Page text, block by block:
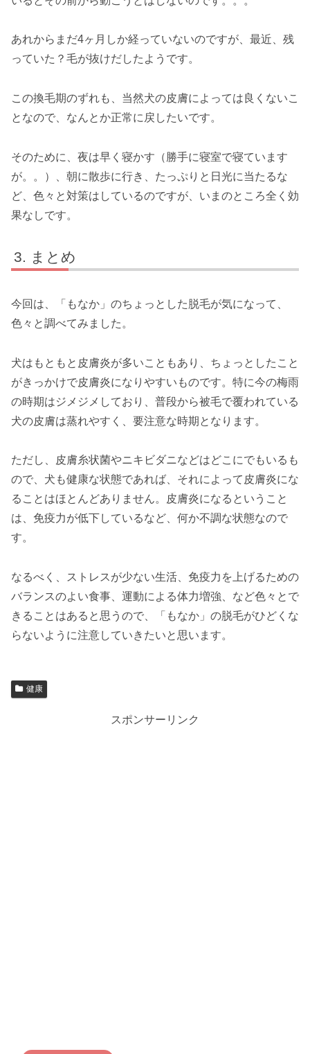
あれからまだ4ヶ月しか経っていないのですが、最近、残
っていた？毛が抜けだしたようです。
この換毛期のずれも、当然犬の皮膚によっては良くないこ
となので、なんとか正常に戻したいです。
そのために、夜は早く寝かす（勝手に寝室で寝ています
が。。）、朝に散歩に行き、たっぷりと日光に当たるな
ど、色々と対策はしているのですが、いまのところ全く効
果なしです。
まとめ
今回は、「もなか」のちょっとした脱毛が気になって、
色々と調べてみました。
犬はもともと皮膚炎が多いこともあり、ちょっとしたこと
がきっかけで皮膚炎になりやすいものです。特に今の梅雨
の時期はジメジメしており、普段から被毛で覆われている
犬の皮膚は蒸れやすく、要注意な時期となります。
ただし、皮膚糸状菌やニキビダニなどはどこにでもいるも
ので、犬も健康な状態であれば、それによって皮膚炎にな
ることはほとんどありません。皮膚炎になるということ
は、免疫力が低下しているなど、何か不調な状態なので
す。
なるべく、ストレスが少ない生活、免疫力を上げるための
バランスのよい食事、運動による体力増強、など色々とで
きることはあると思うので、「もなか」の脱毛がひどくな
らないように注意していきたいと思います。
健康
スポンサーリンク